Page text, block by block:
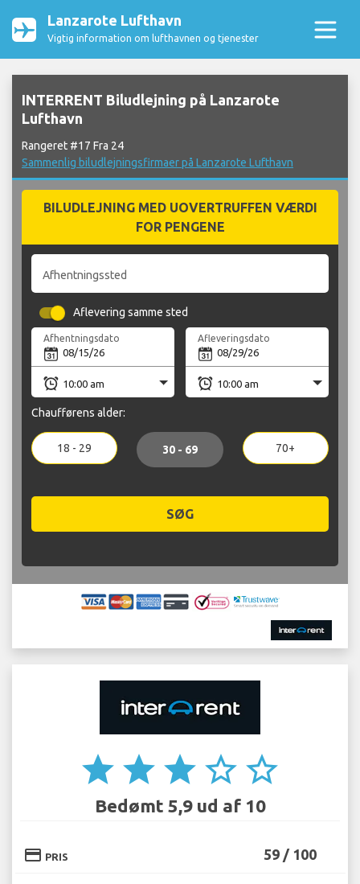
Lanzarote Lufthavn
Vigtig information om lufthavnen og tjenester
INTERRENT Biludlejning på Lanzarote
Lufthavn
Rangeret #17 Fra 24
Sammenlig biludlejningsfirmaer på Lanzarote Lufthavn
BILUDLEJNING MED UOVERTRUFFEN VÆRDI
FOR PENGENE
Afhentningssted
Aflevering samme sted
Afhentningsdato Afleveringsdato
Chaufførens alder:
18 - 29 30 - 69 70+
SØG
star star star star_border star_border
Bedømt 5,9 ud af 10
credit_card PRIS 59 / 100